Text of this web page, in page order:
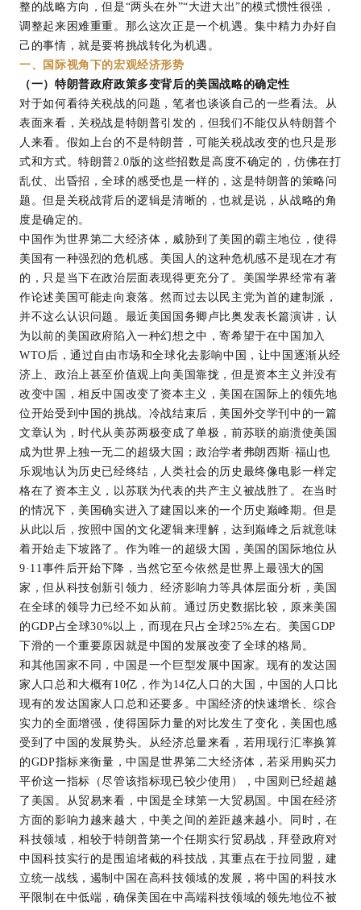
整的战略方向，但是“两头在外”“大进大出”的模式惯性很强，
调整起来困难重重。那么这次正是一个机遇。集中精力办好自
己的事情，就是要将挑战转化为机遇。
一、国际视角下的宏观经济形势
（一）特朗普政府政策多变背后的美国战略的确定性
对于如何看待关税战的问题，笔者也谈谈自己的一些看法。从
表面来看，关税战是特朗普引发的，但我们不能仅从特朗普个
人来看。假如上台的不是特朗普，可能关税战改变的也只是形
式和方式。特朗普2.0版的这些招数是高度不确定的，仿佛在打
乱仗、出昏招，全球的感受也是一样的，这是特朗普的策略问
题。但是关税战背后的逻辑是清晰的，也就是说，从战略的角
度是确定的。
中国作为世界第二大经济体，威胁到了美国的霸主地位，使得
美国有一种强烈的危机感。美国人的这种危机感不是现在才有
的，只是当下在政治层面表现得更充分了。美国学界经常有著
作论述美国可能走向衰落。然而过去以民主党为首的建制派，
并不这么认识问题。最近美国国务卿卢比奥发表长篇演讲，认
为以前的美国政府陷入一种幻想之中，寄希望于在中国加入
WTO后，通过自由市场和全球化去影响中国，让中国逐渐从经
济上、政治上甚至价值观上向美国靠拢，但是资本主义并没有
改变中国，相反中国改变了资本主义，美国在国际上的领先地
位开始受到中国的挑战。冷战结束后，美国外交学刊中的一篇
文章认为，时代从美苏两极变成了单极，前苏联的崩溃使美国
成为世界上独一无二的超级大国；政治学者弗朗西斯·福山也
乐观地认为历史已经终结，人类社会的历史最终像电影一样定
格在了资本主义，以苏联为代表的共产主义被战胜了。在当时
的情况下，美国确实进入了建国以来的一个历史巅峰期。但是
从此以后，按照中国的文化逻辑来理解，达到巅峰之后就意味
着开始走下坡路了。作为唯一的超级大国，美国的国际地位从
9·11事件后开始下降，当然它至今依然是世界上最强大的国
家，但从科技创新引领力、经济影响力等具体层面分析，美国
在全球的领导力已经不如从前。通过历史数据比较，原来美国
的GDP占全球30%以上，而现在只占全球25%左右。美国GDP
下滑的一个重要原因就是中国的发展改变了全球的格局。
和其他国家不同，中国是一个巨型发展中国家。现有的发达国
家人口总和大概有10亿，作为14亿人口的大国，中国的人口比
现有的发达国家人口总和还要多。中国经济的快速增长、综合
实力的全面增强，使得国际力量的对比发生了变化，美国也感
受到了中国的发展势头。从经济总量来看，若用现行汇率换算
的GDP指标来衡量，中国是世界第二大经济体，若采用购买力
平价这一指标（尽管该指标现已较少使用），中国则已经超越
了美国。从贸易来看，中国是全球第一大贸易国。中国在经济
方面的影响力越来越大，中美之间的差距越来越小。同时，在
科技领域，相较于特朗普第一个任期实行贸易战，拜登政府对
中国科技实行的是围追堵截的科技战，其重点在于拉同盟，建
立统一战线，遏制中国在高科技领域的发展，将中国的科技水
平限制在中低端，确保美国在中高端科技领域的领先地位不被